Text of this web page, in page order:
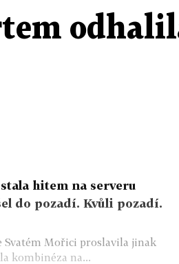
hitem na serveru
do pozadí. Kvůli pozadí.
Svatém Mořici proslavila jinak
kombinéza na...